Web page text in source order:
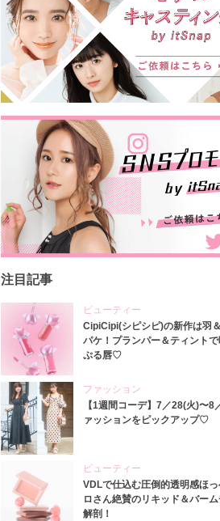
注目記事
ビューティー
CipiCipi(シピシピ)の新作は羽
パケ！プランパー＆ティント
ぷる唇♡
ファッション
【1週間コーデ】7／28(火)〜8
ァッションをピックアップ♡
ビューティー
VDLで仕込む圧倒的透明感ほ
ロさん絶賛のリキッド＆バー
解剖！